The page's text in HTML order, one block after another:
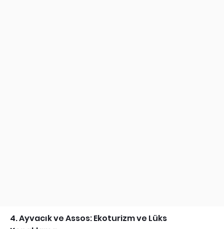
4. Ayvacık ve Assos: Ekoturizm ve Lüks